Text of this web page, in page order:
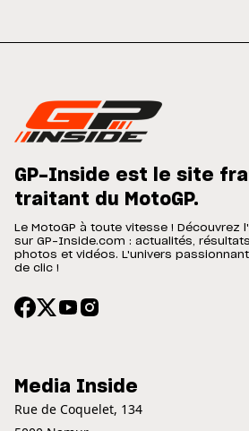
GP-Inside est le site
traitant du MotoGP.
Le MotoGP à toute vitesse ! Découvrez
sur GP-Inside.com : actualités,
photos et vidéos. L'univers
de clic !
Media Inside
Rue de Coquelet, 134